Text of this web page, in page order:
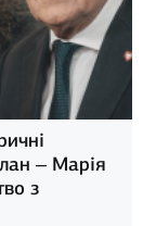
– Марія
з